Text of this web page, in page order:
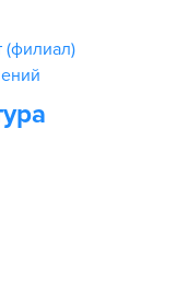
(филиал)